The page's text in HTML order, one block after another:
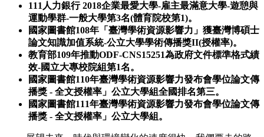
111人力銀行 2018企業最愛大學-雇主最滿意大學-遊憩與
運動學群-一般大學第3名(體育院校第1)。
國家圖書館108年「臺灣學術資源影響力」獲臺灣博碩士
論文知識加值系統-公立大學學術傳播獎II(授權率)。
教育部109年推動ODF-CNS15251為政府文件標準格式績
效-國立大專校院組第1名。
國家圖書館110年臺灣學術資源影響力發布會學位論文傳
播獎 - 全文授權率」公立大學組全國排名第三。
國家圖書館111年臺灣學術資源影響力發布會學位論文傳
播獎 - 全文授權率」公立大學組。